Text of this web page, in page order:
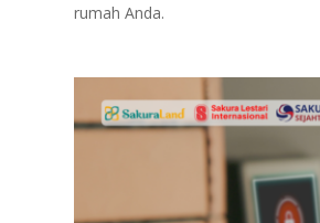
rumah Anda.